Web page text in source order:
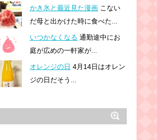
かき氷と最近見た漫画 こない
だ母と出かけた時に食べた...
いつかなくなる 通勤途中にお
庭が広めの一軒家が...
オレンジの日 4月14日はオレン
ジの日だそう...